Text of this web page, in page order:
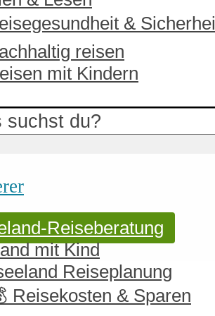
&
reisen
mit Kindern
Reiseberatung
mit Kind
Reiseplanung
Reisekosten & Sparen